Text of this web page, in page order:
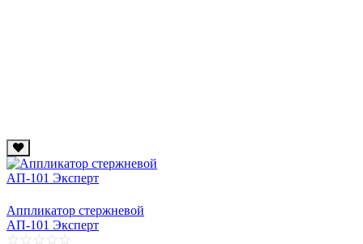
Аппликатор стержневой
АП-101 Эксперт